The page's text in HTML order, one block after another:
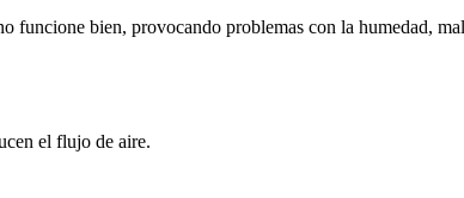
funcione bien, provocando problemas con la humedad,
el flujo de aire.